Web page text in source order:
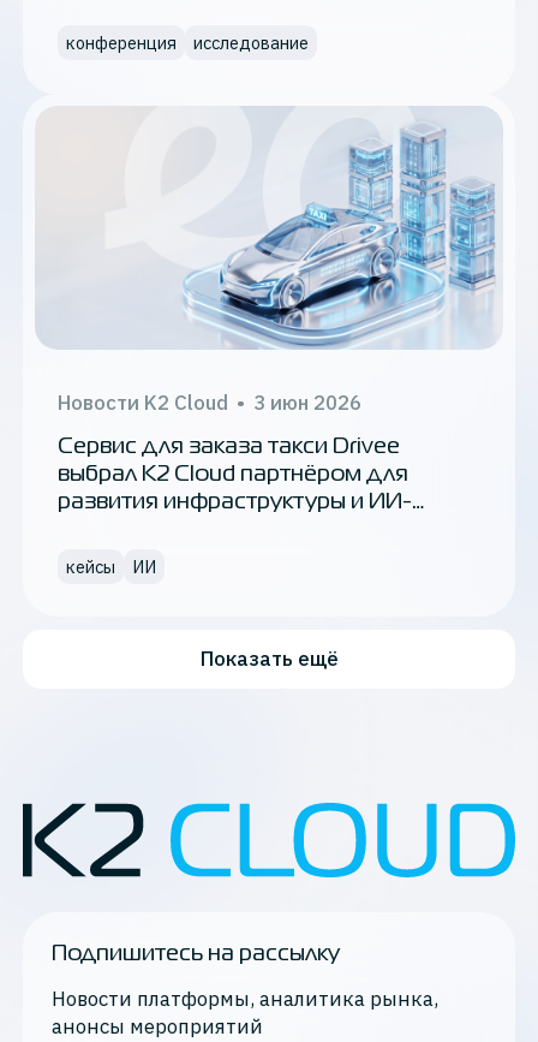
конференция исследование
Новости K2 Cloud • 3 июн 2026
Сервис для заказа такси Drivee
выбрал K2 Cloud партнёром для
развития инфраструктуры и ИИ-
кейсы ИИ
Показать ещё
Подпишитесь на рассылку
Новости платформы, аналитика рынка,
анонсы мероприятий